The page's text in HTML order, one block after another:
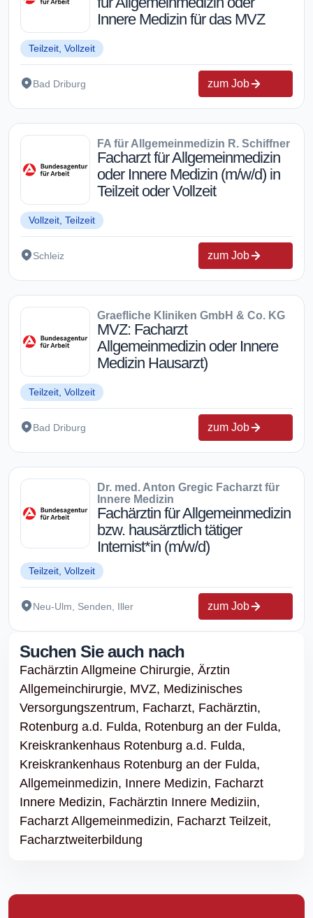
Innere Medizin für das MVZ
Teilzeit, Vollzeit
Bad Driburg zum Job
FA für Allgemeinmedizin R. Schiffner
Facharzt für Allgemeinmedizin
oder Innere Medizin (m/w/d) in
Teilzeit oder Vollzeit
Vollzeit, Teilzeit
Schleiz zum Job
Graefliche Kliniken GmbH & Co. KG
MVZ: Facharzt
Allgemeinmedizin oder Innere
Medizin Hausarzt)
Teilzeit, Vollzeit
Bad Driburg zum Job
Dr. med. Anton Gregic Facharzt für
Innere Medizin
Fachärztin für Allgemeinmedizin
bzw. hausärztlich tätiger
Internist*in (m/w/d)
Teilzeit, Vollzeit
Neu-Ulm, Senden, Iller zum Job
Suchen Sie auch nach
Fachärztin Allgmeine Chirurgie, Ärztin
Allgemeinchirurgie, MVZ, Medizinisches
Versorgungszentrum, Facharzt, Fachärztin,
Rotenburg a.d. Fulda, Rotenburg an der Fulda,
Kreiskrankenhaus Rotenburg a.d. Fulda,
Kreiskrankenhaus Rotenburg an der Fulda,
Allgemeinmedizin, Innere Medizin, Facharzt
Innere Medizin, Fachärztin Innere Mediziin,
Facharzt Allgemeinmedizin, Facharzt Teilzeit,
Facharztweiterbildung